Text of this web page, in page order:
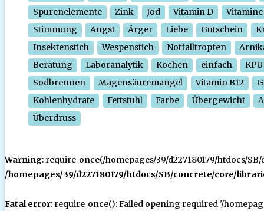
Spurenelemente
Zink Jod Vitamin D
Vitamine
Stimmung
Angst Ärger Liebe Gutschein
Insektenstich
Wespenstich Notfalltropfen
Beratung
Laboranalytik Kochen einfach
KPU
Sodbrennen
Magensäuremangel Vitamin B12
Kohlenhydrate
Fettstuhl Farbe Übergewicht
Überdruss
Warning: require_once(/homepages/39/d227180179/htdocs/
/homepages/39/d227180179/htdocs/SB/concrete/core/
Fatal error: require_once(): Failed opening required '/